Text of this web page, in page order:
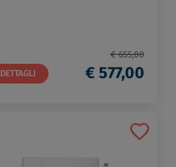
DETTAGLI
€ 655,00
€ 577,00